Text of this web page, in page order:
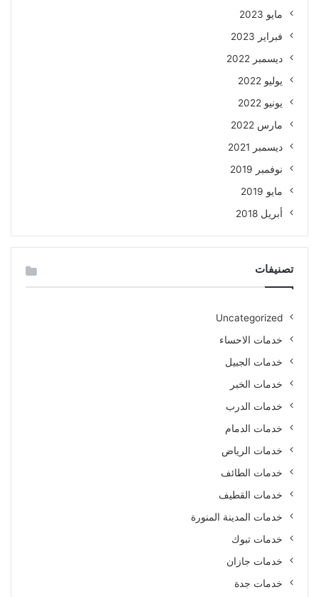
مايو 2023
فبراير 2023
ديسمبر 2022
يوليو 2022
يونيو 2022
مارس 2022
ديسمبر 2021
نوفمبر 2019
مايو 2019
أبريل 2018
تصنيفات
Uncategorized
خدمات الاحساء
خدمات الجبيل
خدمات الخبر
خدمات الدرب
خدمات الدمام
خدمات الرياض
خدمات الطائف
خدمات القطيف
خدمات المدينة المنورة
خدمات تبوك
خدمات جازان
خدمات جدة